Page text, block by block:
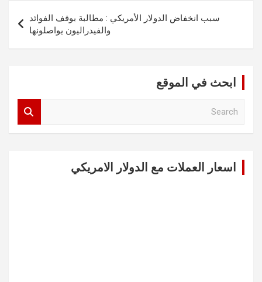
سبب انخفاض الدولار الأمريكي : مطالبة بوقف الفوائد
والفيدراليون يواصلونها
ابحث في الموقع
اسعار العملات مع الدولار الامريكي